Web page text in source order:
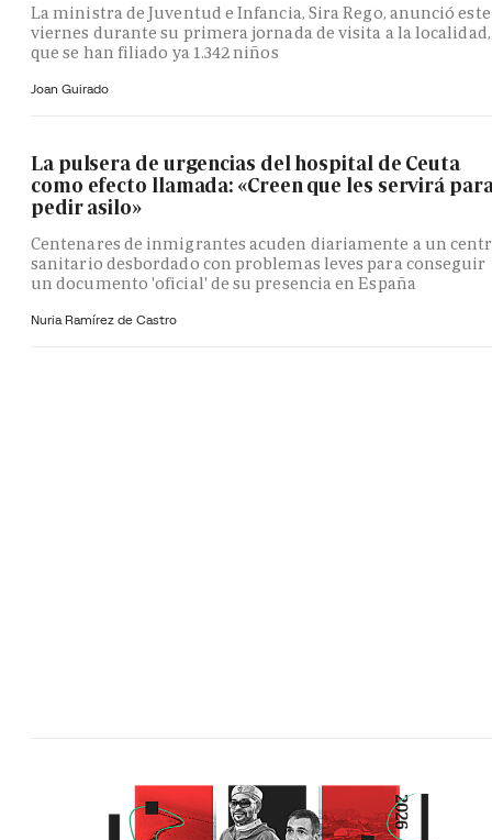
La ministra de Juventud e Infancia, Sira Rego, anunció este
viernes durante su primera jornada de visita a la localidad,
que se han filiado ya 1.342 niños
Joan Guirado
La pulsera de urgencias del hospital de Ceuta
como efecto llamada: «Creen que les servirá
pedir asilo»
Centenares de inmigrantes acuden diariamente a un
sanitario desbordado con problemas leves para conseguir
un documento 'oficial' de su presencia en España
Nuria Ramírez de Castro